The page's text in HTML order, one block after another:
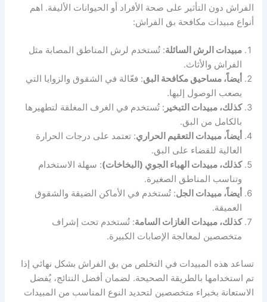
الفراش دون التأثير على صحة الأفراد أو الحيوانات الأليفة. اهم
أنواع مبيدات مكافحة بق الفراش:
مبيدات الرش السائلة: تُستخدم لرش المناطق المصابة مثل
الفراش والأثاث.
أيضاً، مساحيق مكافحة البق: فعّالة في الشقوق والزوايا التي
يصعب الوصول إليها.
كذلك، مبيدات التبخير : تُستخدم في الغرف المغلقة لتطهيرها
بالكامل من البق.
أيضاً، مبيدات التعقيم الحراري: تعتمد على درجات الحرارة
العالية للقضاء على البق.
كذلك، مبيدات الهباء الجوي (البخاخات): سهلة الاستخدام
وتناسب المناطق الصغيرة.
أيضاً، مبيدات الجل: تُستخدم في الأماكن الضيقة والشقوق
العميقة.
كذلك، مبيدات الغازات السامة: تُستخدم تحت إشراف
متخصصين لمعالجة الإصابات الكبيرة.
تساعد هذه المبيدات في التخلص من بق الفراش بشكل نهائي إذا
تم استخدامها بالطريقة الصحيحة. لضمان أفضل النتائج، يُفضل
الاستعانة بخبراء متخصصين لتحديد النوع المناسب من المبيدات